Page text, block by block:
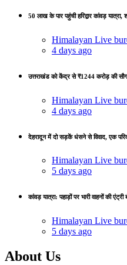
50 लाख के पार पहुंची हरिद्वार कांवड़
Himalayan Live
4 days ago
उत्तराखंड को केंद्र से ₹1244 करोड़ की
Himalayan Live
4 days ago
देहरादून में दो सड़कें धंसने से विवाद, एक
Himalayan Live
5 days ago
कांवड़ यात्रा: पहाड़ों पर भारी वाहनों की
Himalayan Live
5 days ago
About Us